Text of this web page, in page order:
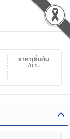
ราคาเริ่มต้น
/ท่าน